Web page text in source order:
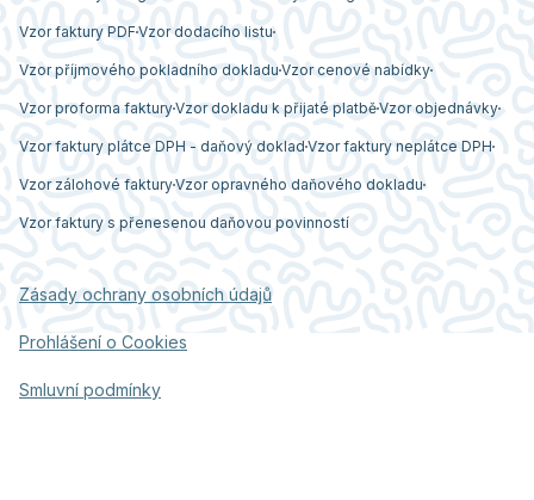
Vzor faktury PDF Vzor dodacího listu
Vzor příjmového pokladního dokladu Vzor cenové nabídky
Vzor proforma fakturyVzor dokladu k přijaté platběVzor objednávky
Vzor faktury plátce DPH - daňový doklad Vzor faktury neplátce DPH
Vzor zálohové fakturyVzor opravného daňového dokladu
Vzor faktury s přenesenou daňovou povinností
Zásady ochrany osobních údajů
Prohlášení o Cookies
Smluvní podmínky